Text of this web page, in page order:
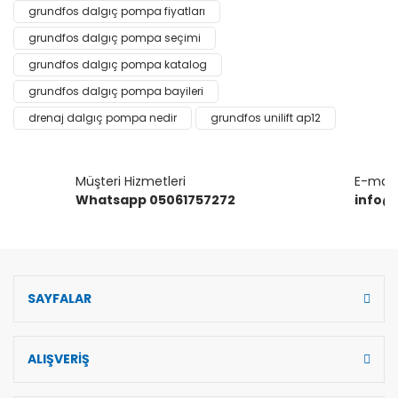
Ürün açıklamasında eksik bilgiler bulunuyor.
Ürün bilgilerinde hatalar bulunuyor.
Ürün fiyatı diğer sitelerden daha pahalı.
Bu ürüne benzer farklı alternatifler olmalı.
grundfos dalgıç pompa fiyatları
grundfos dalgıç pompa seçimi
grundfos dalgıç pompa katalog
grundfos dalgıç pompa bayileri
drenaj dalgıç pompa nedir
grundfos unilift ap12
Müşteri Hizmetleri
Whatsapp 05061757272
E-mail
SAYFALAR
ALIŞVERİŞ